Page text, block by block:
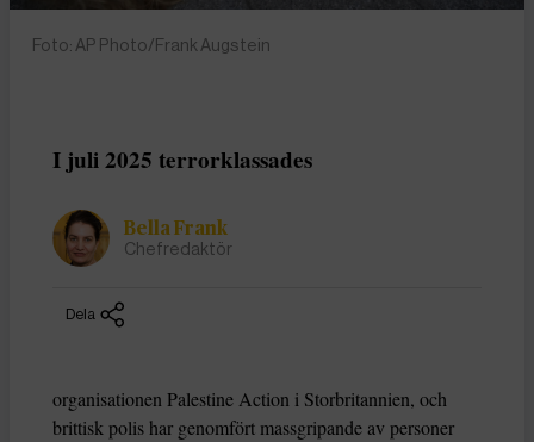
Foto: AP Photo/Frank Augstein
I juli 2025 terrorklassades
Bella Frank
Chefredaktör
Dela
organisationen Palestine Action i Storbritannien, och
brittisk polis har genomfört massgripande av personer